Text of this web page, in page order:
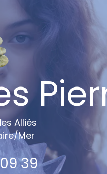
Alliés
Mer
39